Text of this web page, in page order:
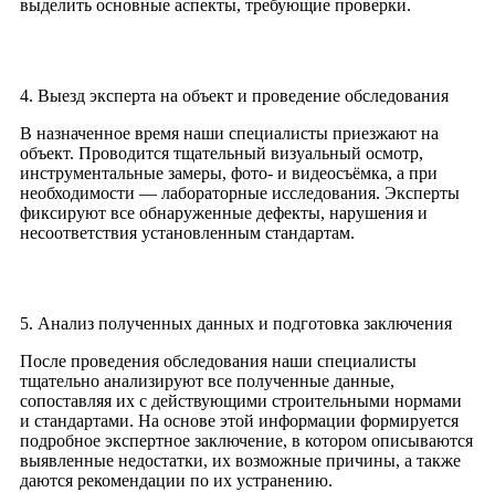
выделить основные аспекты, требующие проверки.
4. Выезд эксперта на объект и проведение обследования
В назначенное время наши специалисты приезжают на
объект. Проводится тщательный визуальный осмотр,
инструментальные замеры, фото- и видеосъёмка, а при
необходимости — лабораторные исследования. Эксперты
фиксируют все обнаруженные дефекты, нарушения и
несоответствия установленным стандартам.
5. Анализ полученных данных и подготовка заключения
После проведения обследования наши специалисты
тщательно анализируют все полученные данные,
сопоставляя их с действующими строительными нормами
и стандартами. На основе этой информации формируется
подробное экспертное заключение, в котором описываются
выявленные недостатки, их возможные причины, а также
даются рекомендации по их устранению.